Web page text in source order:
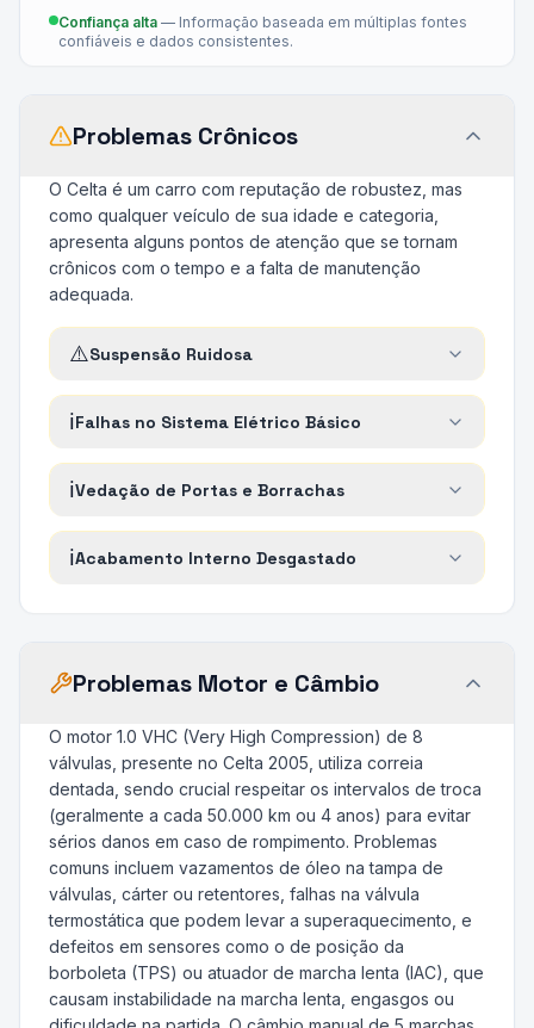
Confiança alta — Informação baseada em múltiplas fontes
confiáveis e dados consistentes.
Problemas Crônicos
O Celta é um carro com reputação de robustez, mas
como qualquer veículo de sua idade e categoria,
apresenta alguns pontos de atenção que se tornam
crônicos com o tempo e a falta de manutenção
adequada.
⚠️Suspensão Ruidosa
ℹ️Falhas no Sistema Elétrico Básico
ℹ️Vedação de Portas e Borrachas
ℹ️Acabamento Interno Desgastado
Problemas Motor e Câmbio
O motor 1.0 VHC (Very High Compression) de 8
válvulas, presente no Celta 2005, utiliza correia
dentada, sendo crucial respeitar os intervalos de troca
(geralmente a cada 50.000 km ou 4 anos) para evitar
sérios danos em caso de rompimento. Problemas
comuns incluem vazamentos de óleo na tampa de
válvulas, cárter ou retentores, falhas na válvula
termostática que podem levar a superaquecimento, e
defeitos em sensores como o de posição da
borboleta (TPS) ou atuador de marcha lenta (IAC), que
causam instabilidade na marcha lenta, engasgos ou